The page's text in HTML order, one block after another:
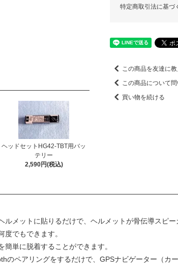
ヘッドセットHG42-TBT用バッ
テリー
2,590円(税込)
特定商取引法に基づ
この商品を友達に
この商品について
買い物を続ける
メットに貼りるだけで、ヘルメットが骨伝導スピ
でもできます。
単に脱着することができます。
のペアリングをするだけで、GPSナビゲーター（カ